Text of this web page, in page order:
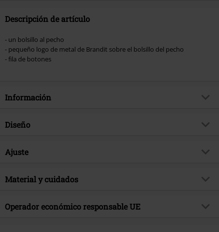
Descripción de artículo
- un bolsillo al pecho
- pequeño logo de metal de Brandit sobre el bolsillo del pecho
- fila de botones
Información
Artículo no.
Brand
tema producto
Sexo
Hombre
Diseño
Tipo de producto
Color
Ajuste
Forma/Tops
Material y cuidados
Material Externo
100% algodón
Operador económico responsable UE